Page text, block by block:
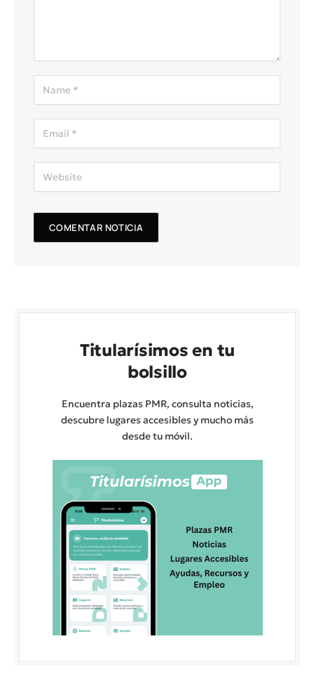
Titularísimos en tu
bolsillo
Encuentra plazas PMR, consulta noticias,
descubre lugares accesibles y mucho más
desde tu móvil.